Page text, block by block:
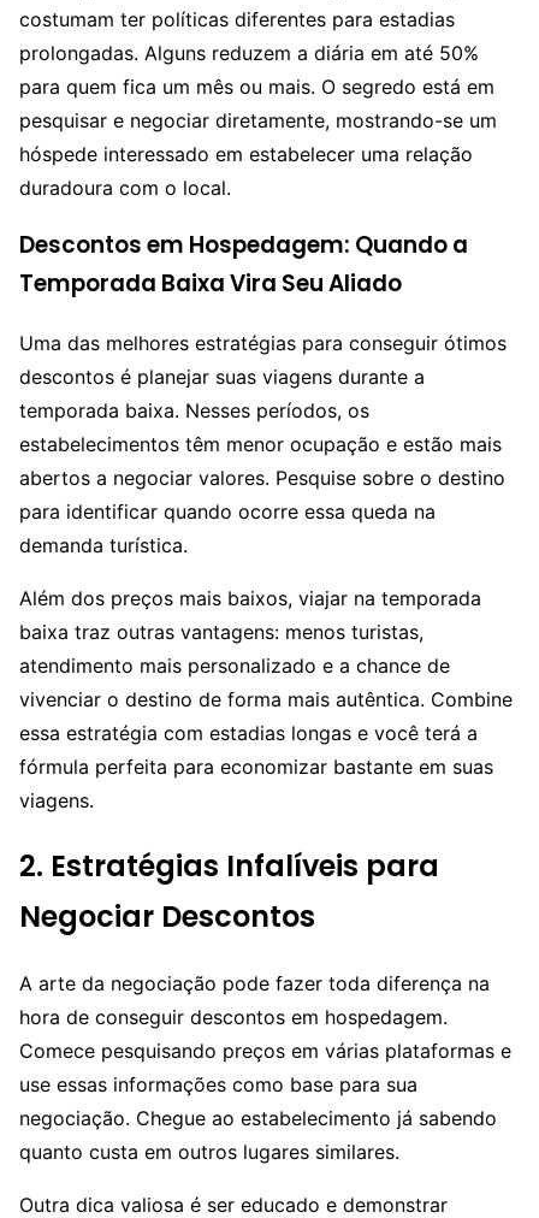
costumam ter políticas diferentes para estadias
prolongadas. Alguns reduzem a diária em até 50%
para quem fica um mês ou mais. O segredo está em
pesquisar e negociar diretamente, mostrando-se um
hóspede interessado em estabelecer uma relação
duradoura com o local.
Descontos em Hospedagem: Quando a
Temporada Baixa Vira Seu Aliado
Uma das melhores estratégias para conseguir ótimos
descontos é planejar suas viagens durante a
temporada baixa. Nesses períodos, os
estabelecimentos têm menor ocupação e estão mais
abertos a negociar valores. Pesquise sobre o destino
para identificar quando ocorre essa queda na
demanda turística.
Além dos preços mais baixos, viajar na temporada
baixa traz outras vantagens: menos turistas,
atendimento mais personalizado e a chance de
vivenciar o destino de forma mais autêntica. Combine
essa estratégia com estadias longas e você terá a
fórmula perfeita para economizar bastante em suas
viagens.
2. Estratégias Infalíveis para
Negociar Descontos
A arte da negociação pode fazer toda diferença na
hora de conseguir descontos em hospedagem.
Comece pesquisando preços em várias plataformas e
use essas informações como base para sua
negociação. Chegue ao estabelecimento já sabendo
quanto custa em outros lugares similares.
Outra dica valiosa é ser educado e demonstrar